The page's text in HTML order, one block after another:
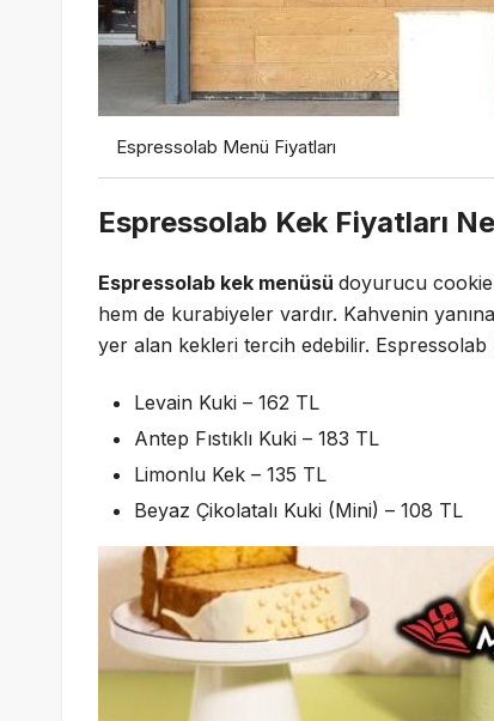
Espressolab Menü Fiyatları
Espressolab Kek Fiyatları
Espressolab kek menüsü doyurucu
hem de kurabiyeler vardır. Kahvenin
yer alan kekleri tercih edebilir. Espressolab
Levain Kuki – 162 TL
Antep Fıstıklı Kuki – 183 TL
Limonlu Kek – 135 TL
Beyaz Çikolatalı Kuki (Mini) – 108 TL